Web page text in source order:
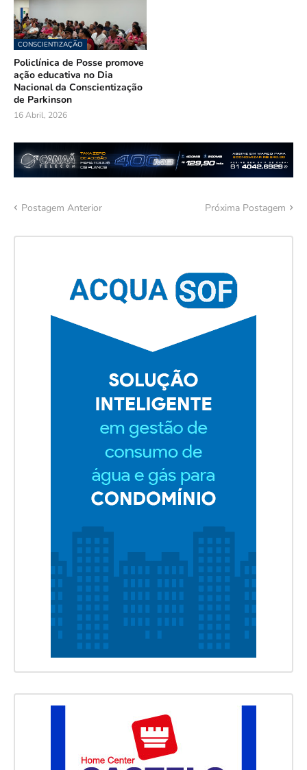
CONSCIENTIZAÇÃO
Policlínica de Posse promove
ação educativa no Dia
Nacional da Conscientização
de Parkinson
16 Abril, 2026
Postagem Anterior Próxima Postagem